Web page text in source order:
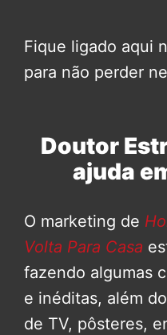
Fique ligado aqui
para não perder
Doutor
ajuda
O marketing de
Volta Para Casa
fazendo algumas
e inéditas, além
de TV, pôsteres,